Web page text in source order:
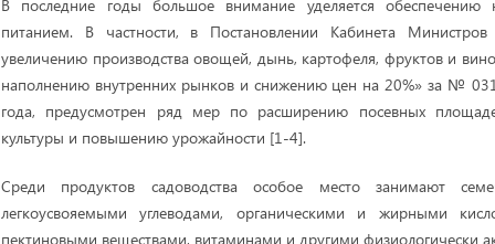
В последние годы большое внимание уделяется обеспечению
питанием. В частности, в Постановлении Кабинета
увеличению производства овощей, дынь, картофеля, фруктов и
наполнению внутренних рынков и снижению цен на 20%» за №
года, предусмотрен ряд мер по расширению посевных
культуры и повышению урожайности [1-4].
Среди продуктов садоводства особое место занимают
легкоусвояемыми углеводами, органическими и жирными
пектиновыми веществами, витаминами и другими физиологически